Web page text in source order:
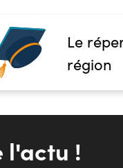
Le
région
l'actu !